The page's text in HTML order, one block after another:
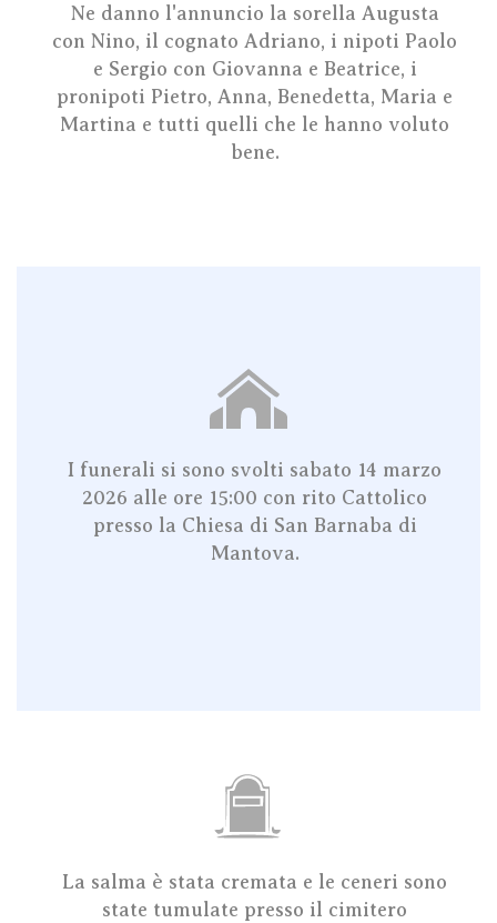
Ne danno l'annuncio la sorella Augusta
con Nino, il cognato Adriano, i nipoti Paolo
e Sergio con Giovanna e Beatrice, i
pronipoti Pietro, Anna, Benedetta, Maria e
Martina e tutti quelli che le hanno voluto
bene.
I funerali si sono svolti sabato 14 marzo
2026 alle ore 15:00 con rito Cattolico
presso la Chiesa di San Barnaba di
Mantova.
La salma è stata cremata e le ceneri sono
state tumulate presso il cimitero